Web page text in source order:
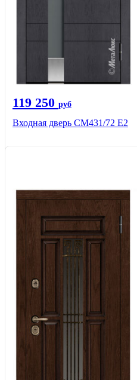
119 250 руб
Входная дверь СМ431/72 Е2